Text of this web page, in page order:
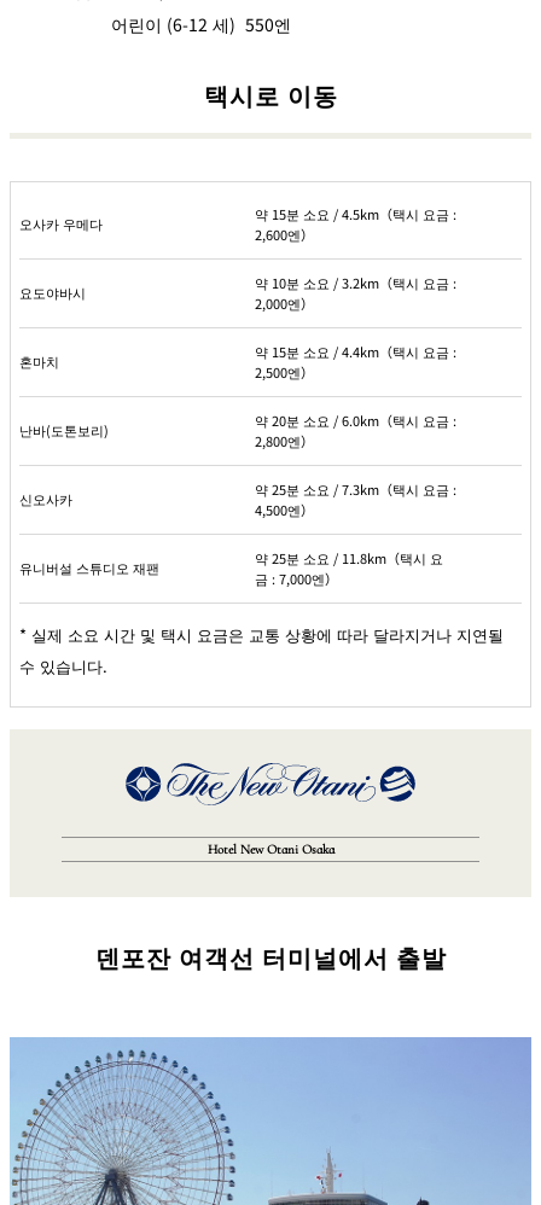
어린이 (6-12 세) 550엔
택시로 이동
오사카 우메다
약 15분 소요 / 4.5km（택시 요금 :
2,600엔）
요도야바시
약 10분 소요 / 3.2km（택시 요금 :
2,000엔）
혼마치
약 15분 소요 / 4.4km（택시 요금 :
2,500엔）
난바(도톤보리)
약 20분 소요 / 6.0km（택시 요금 :
2,800엔）
신오사카
약 25분 소요 / 7.3km（택시 요금 :
4,500엔）
유니버설 스튜디오 재팬
약 25분 소요 / 11.8km（택시 요
금 : 7,000엔）
* 실제 소요 시간 및 택시 요금은 교통 상황에 따라 달라지거나 지연될
수 있습니다.
Hotel New Otani Osaka
덴포잔 여객선 터미널에서 출발